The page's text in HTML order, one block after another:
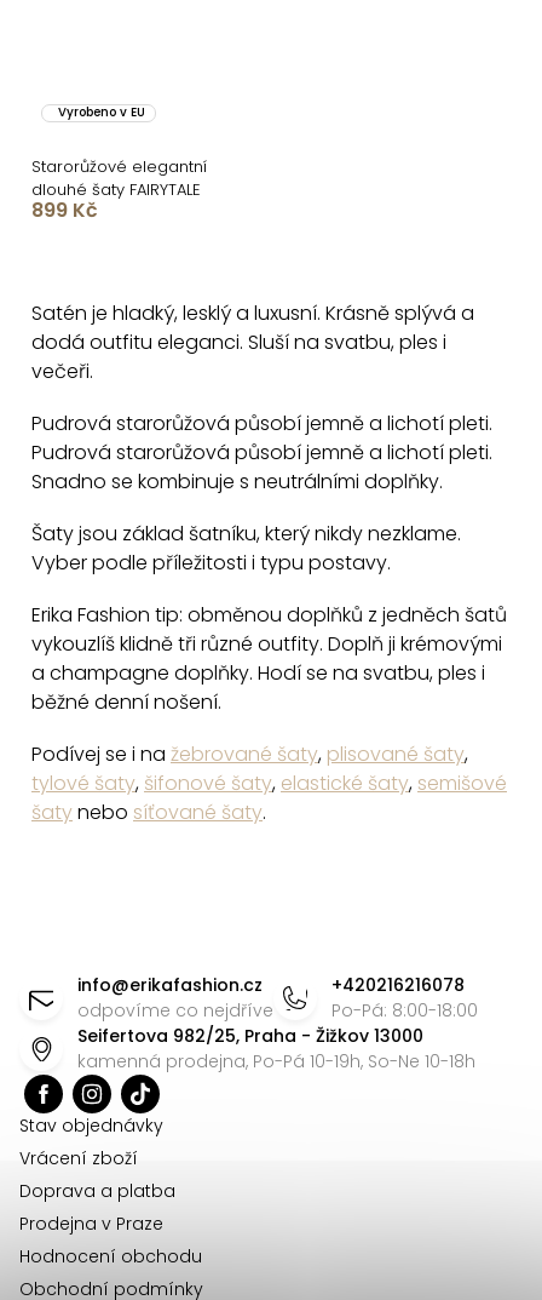
Vyrobeno v EU
Starorůžové elegantní
dlouhé šaty FAIRYTALE
899 Kč
l
á
a
c
í
r
v
k
y
v
i
s
Satén je hladký, lesklý a luxusní. Krásně splývá a
dodá outfitu eleganci. Sluší na svatbu, ples i
večeři.
Pudrová starorůžová působí jemně a lichotí pleti.
Pudrová starorůžová působí jemně a lichotí pleti.
Snadno se kombinuje s neutrálními doplňky.
Šaty jsou základ šatníku, který nikdy nezklame.
Vyber podle příležitosti i typu postavy.
Erika Fashion tip: obměnou doplňků z jedněch šatů
vykouzlíš klidně tři různé outfity. Doplň ji krémovými
a champagne doplňky. Hodí se na svatbu, ples i
běžné denní nošení.
Podívej se i na žebrované šaty, plisované šaty,
tylové šaty, šifonové šaty, elastické šaty, semišové
šatynebo síťované šaty.
info@erikafashion.cz
odpovíme co nejdříve
+420216216078
Po-Pá: 8:00-18:00
Seifertova 982/25, Praha - Žižkov 13000
kamenná prodejna, Po-Pá 10-19h, So-Ne 10-18h
Stav objednávky
Vrácení zboží
Doprava a platba
Prodejna v Praze
Hodnocení obchodu
Obchodní podmínky